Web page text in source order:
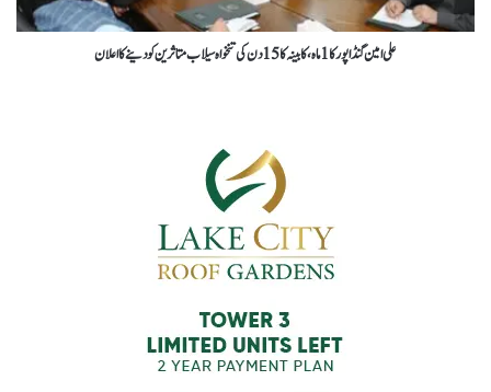
علی امین گنڈاپور کا1ماہ،کابینہ کا15دن کی تنخواہ سیلاب متاثرین کودینےکااعلان